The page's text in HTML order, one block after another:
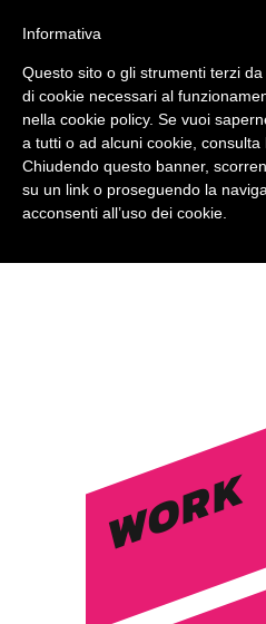
JOIN
WORK
Informativa
Questo sito o gli strumenti terzi
di cookie necessari al
nella cookie policy. Se vuoi
a tutti o ad alcuni cookie, consulta
Chiudendo questo banner,
su un link o proseguendo la
acconsenti all’uso dei cookie.